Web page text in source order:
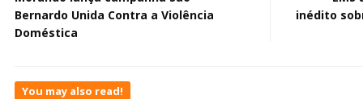
Bernardo Unida Contra a Violência
Doméstica
inédito
You may also read!